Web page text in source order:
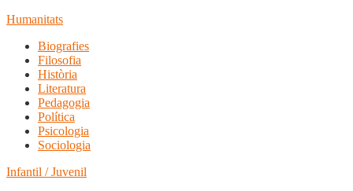
Humanitats
Biografies
Filosofia
Història
Literatura
Pedagogia
Política
Psicologia
Sociologia
Infantil / Juvenil